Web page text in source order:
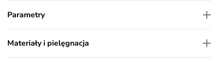
Parametry
Materiały i pielęgnacja